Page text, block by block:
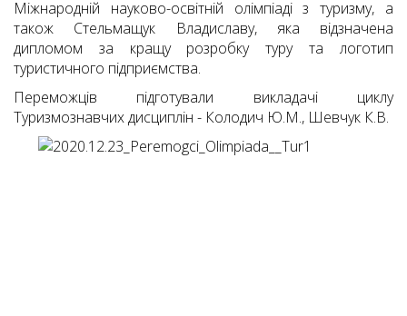
Міжнародній науково-освітній олімпіаді з туризму, а
також Стельмащук Владиславу, яка відзначена
дипломом за кращу розробку туру та логотип
туристичного підприємства.
Переможців підготували викладачі циклу
Туризмознавчих дисциплін - Колодич Ю.М., Шевчук К.В.